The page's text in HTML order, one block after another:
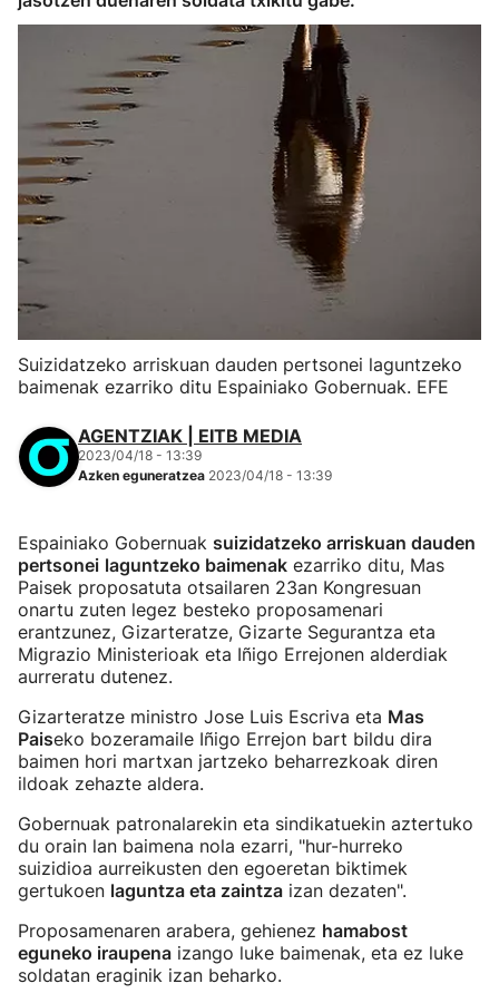
Suizidatzeko arriskuan dauden pertsonei laguntzeko
baimenak ezarriko ditu Espainiako Gobernuak. EFE
AGENTZIAK | EITB MEDIA
2023/04/18 - 13:39
Azken eguneratzea 2023/04/18 - 13:39
Espainiako Gobernuak suizidatzeko arriskuan dauden
pertsonei laguntzeko baimenak ezarriko ditu, Mas
Paisek proposatuta otsailaren 23an Kongresuan
onartu zuten legez besteko proposamenari
erantzunez, Gizarteratze, Gizarte Segurantza eta
Migrazio Ministerioak eta Iñigo Errejonen alderdiak
aurreratu dutenez.
Gizarteratze ministro Jose Luis Escriva eta Mas
Paiseko bozeramaile Iñigo Errejon bart bildu dira
baimen hori martxan jartzeko beharrezkoak diren
ildoak zehazte aldera.
Gobernuak patronalarekin eta sindikatuekin aztertuko
du orain lan baimena nola ezarri, "hur-hurreko
suizidioa aurreikusten den egoeretan biktimek
gertukoen laguntza eta zaintza izan dezaten".
Proposamenaren arabera, gehienez hamabost
eguneko iraupena izango luke baimenak, eta ez luke
soldatan eraginik izan beharko.